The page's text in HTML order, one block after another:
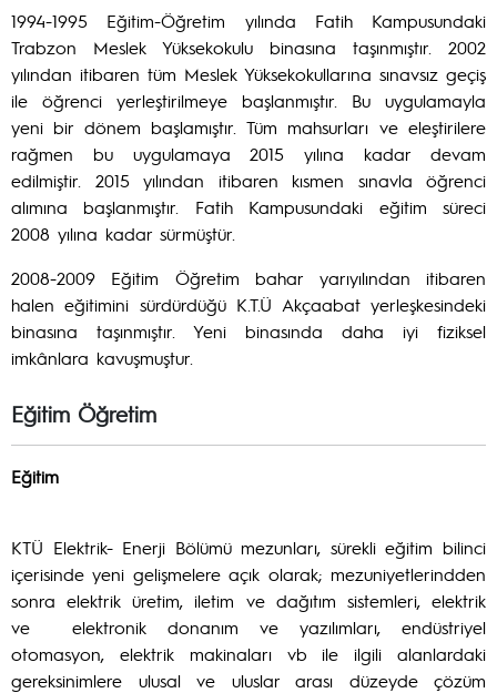
1994-1995 Eğitim-Öğretim yılında Fatih Kampusundaki
Trabzon Meslek Yüksekokulu binasına taşınmıştır. 2002
yılından itibaren tüm Meslek Yüksekokullarına sınavsız geçiş
ile öğrenci yerleştirilmeye başlanmıştır. Bu uygulamayla
yeni bir dönem başlamıştır. Tüm mahsurları ve eleştirilere
rağmen bu uygulamaya 2015 yılına kadar devam
edilmiştir. 2015 yılından itibaren kısmen sınavla öğrenci
alımına başlanmıştır. Fatih Kampusundaki eğitim süreci
2008 yılına kadar sürmüştür.
2008-2009 Eğitim Öğretim bahar yarıyılından itibaren
halen eğitimini sürdürdüğü K.T.Ü Akçaabat yerleşkesindeki
binasına taşınmıştır. Yeni binasında daha iyi fiziksel
imkânlara kavuşmuştur.
Eğitim Öğretim
Eğitim
KTÜ Elektrik- Enerji Bölümü mezunları, sürekli eğitim bilinci
içerisinde yeni gelişmelere açık olarak; mezuniyetlerindden
sonra elektrik üretim, iletim ve dağıtım sistemleri, elektrik
ve elektronik donanım ve yazılımları, endüstriyel
otomasyon, elektrik makinaları vb ile ilgili alanlardaki
gereksinimlere ulusal ve uluslar arası düzeyde çözüm